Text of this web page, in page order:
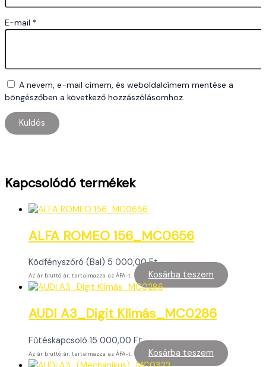
E-mail *
A nevem, e-mail címem, és weboldalcímem mentése a
böngészőben a következő hozzászólásomhoz.
Kapcsolódó termékek
ALFA ROMEO 156_MC0656
Ködfényszóró (Bal) 5 000,00Ft
Az ár bruttó ár, tartalmazza az ÁFA-t. Kosárba teszem
AUDI A3_Digit Klímás_MC0286
Fűtéskapcsoló 15 000,00 Ft
Az ár bruttó ár, tartalmazza az ÁFA-t. Kosárba teszem